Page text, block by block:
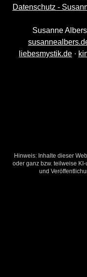
Datenschutz -
Susanne
liebesmystik.de ·
Hinweis: Inhalte dieser
oder ganz bzw. teilweise
und